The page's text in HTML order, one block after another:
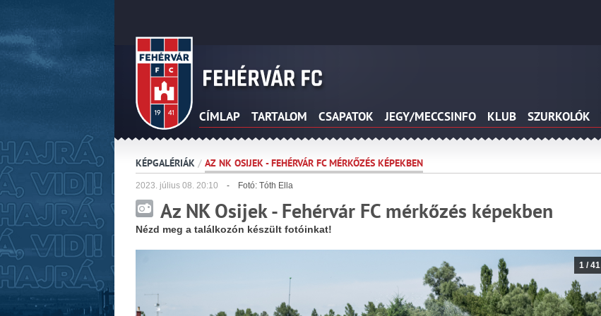
CÍMLAP TARTALOM CSAPATOK JEGY/MECCSINFO KLUB SZURKOLÓK
KÉPGALÉRIÁK / AZ NK OSIJEK - FEHÉRVÁR FC MÉRKŐZÉS KÉPEKBEN
2023. július 08. 20:10 - Fotó: Tóth Ella
Az NK Osijek - Fehérvár FC mérkőzés képekben
Nézd meg a találkozón készült fotóinkat!
1 / 41